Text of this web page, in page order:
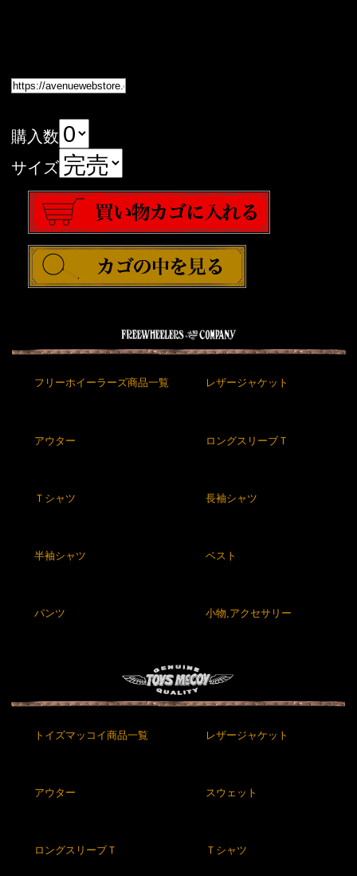
購入数
サイズ
フリーホイーラーズ商品一覧 レザージャケット
アウター ロングスリーブＴ
Ｔシャツ 長袖シャツ
半袖シャツ ベスト
パンツ 小物,アクセサリー
トイズマッコイ商品一覧 レザージャケット
アウター スウェット
ロングスリーブＴ Ｔシャツ